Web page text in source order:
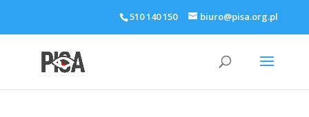
510 140 150 biuro@pisa.org.pl